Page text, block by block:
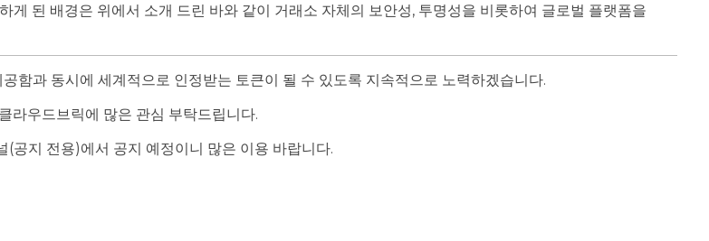
된 배경은 위에서 소개 드린 바와 같이 거래소 자체의 보안성, 투명성을 비롯하여 글로벌 플랫폼을
함과 동시에 세계적으로 인정받는 토큰이 될 수 있도록 지속적으로 노력하겠습니다.
라우드브릭에 많은 관심 부탁드립니다.
공지 전용)에서 공지 예정이니 많은 이용 바랍니다.